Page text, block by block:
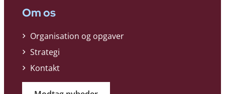
Om os
Organisation og opgaver
Strategi
Kontakt